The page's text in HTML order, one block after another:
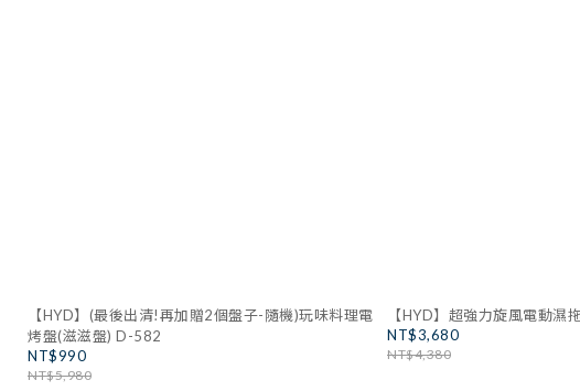
【HYD】(最後出清!再加贈2個盤子-隨機)玩味料理電
烤盤(滋滋盤) D-582
NT$990
NT$5,980
【HYD】超強力旋風電動濕
NT$3,680
NT$4,380